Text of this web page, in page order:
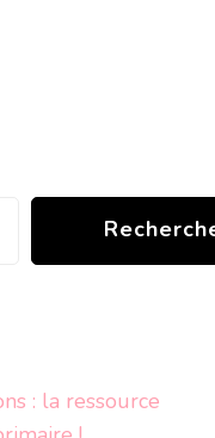
: la ressource